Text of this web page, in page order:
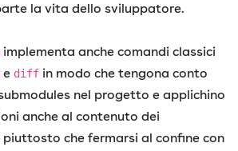
la vita dello sviluppatore.
implementa anche comandi classici
e diff in modo che tengona conto
nel progetto e applichino
anche al contenuto dei
piuttosto che fermarsi al confine con